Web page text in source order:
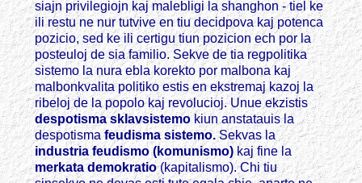
siajn privilegiojn kaj malebligi la shanghon - tiel ke
ili restu ne nur tutvive en tiu decidpova kaj potenca
pozicio, sed ke ili certigu tiun pozicion ech por la
posteuloj de sia familio. Sekve de tia regpolitika
sistemo la nura ebla korekto por malbona kaj
malbonkvalita politiko estis en ekstremaj kazoj la
ribeloj de la popolo kaj revolucioj. Unue ekzistis
despotisma sklavsistemokiun anstatauis la
despotismafeudisma sistemo.Sekvas la
industria feudismo (komunismo) kaj fine la
merkata demokratio(kapitalismo). Chi tiu